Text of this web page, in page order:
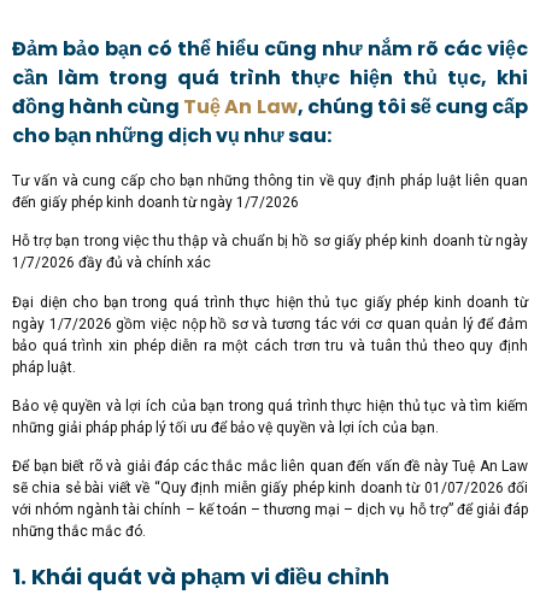
Đảm bảo bạn có thể hiểu cũng như nắm rõ các việc
cần làm trong quá trình thực hiện thủ tục, khi
đồng hành cùng Tuệ An Law, chúng tôi sẽ cung cấp
cho bạn những dịch vụ như sau:
Tư vấn và cung cấp cho bạn những thông tin về quy định pháp luật liên quan
đến giấy phép kinh doanh từ ngày 1/7/2026
Hỗ trợ bạn trong việc thu thập và chuẩn bị hồ sơ giấy phép kinh doanh từ ngày
1/7/2026 đầy đủ và chính xác
Đại diện cho bạn trong quá trình thực hiện thủ tục giấy phép kinh doanh từ
ngày 1/7/2026 gồm việc nộp hồ sơ và tương tác với cơ quan quản lý để đảm
bảo quá trình xin phép diễn ra một cách trơn tru và tuân thủ theo quy định
pháp luật.
Bảo vệ quyền và lợi ích của bạn trong quá trình thực hiện thủ tục và tìm kiếm
những giải pháp pháp lý tối ưu để bảo vệ quyền và lợi ích của bạn.
Để bạn biết rõ và giải đáp các thắc mắc liên quan đến vấn đề này Tuệ An Law
sẽ chia sẻ bài viết về “Quy định miễn giấy phép kinh doanh từ 01/07/2026 đối
với nhóm ngành tài chính – kế toán – thương mại – dịch vụ hỗ trợ” để giải đáp
những thắc mắc đó.
1. Khái quát và phạm vi điều chỉnh